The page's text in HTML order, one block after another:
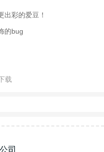
出彩的爱豆！
的bug
载
司